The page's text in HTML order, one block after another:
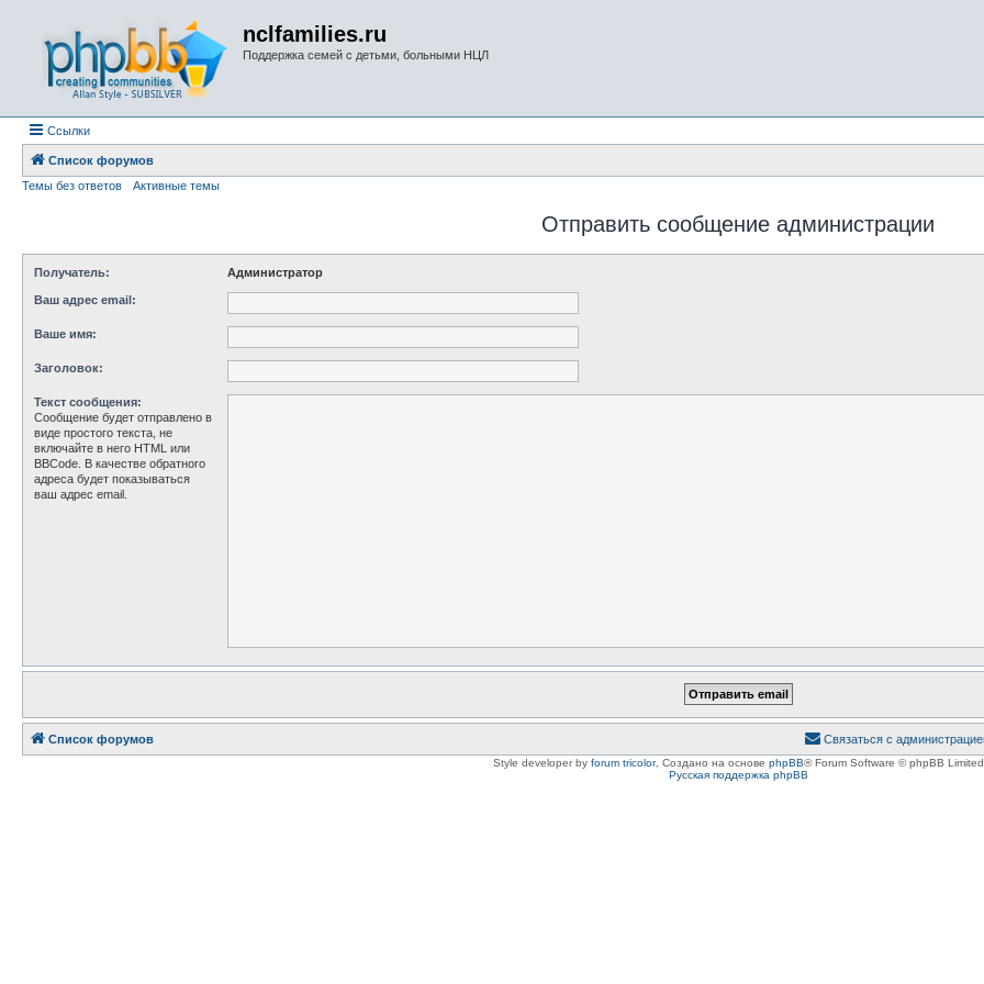
nclfamilies.ru
Поддержка семей с детьми, больными НЦЛ
Ссылки
Список форумов
Темы без ответов
Активные темы
Отправить сообщение администрации
Получатель: Администратор
Ваш адрес email:
Ваше имя:
Заголовок:
Текст сообщения:
Сообщение будет отправлено в
виде простого текста, не
включайте в него HTML или
BBCode. В качестве обратного
адреса будет показываться
ваш адрес email.
Список форумов Связаться с
Style developer by forum tricolor, Создано на основе phpBB® Forum Software © phpBB Limited
Русская поддержка phpBB